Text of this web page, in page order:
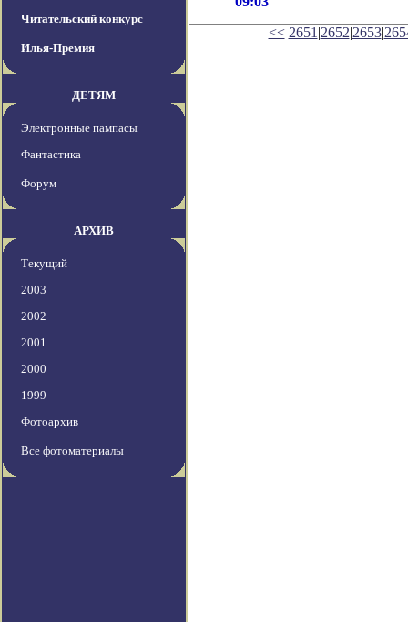
Читательский конкурс
Илья-Премия
ДЕТЯМ
Электронные пампасы
Фантастика
Форум
АРХИВ
Текущий
2003
2002
2001
2000
1999
Фотоархив
Все фотоматериалы
<< 2651 |2652|2653|